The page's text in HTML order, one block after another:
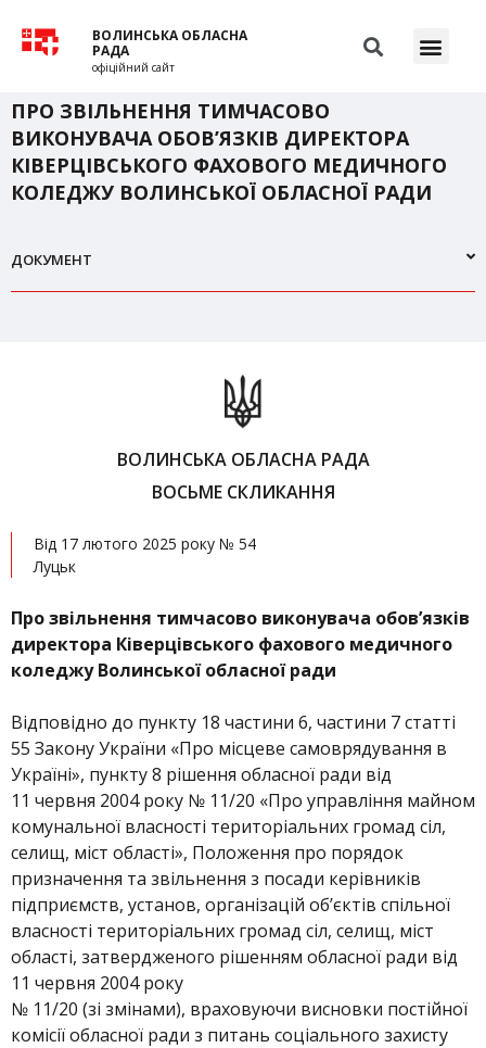
ВОЛИНСЬКА ОБЛАСНА
РАДА
офіційний сайт
ПРО ЗВІЛЬНЕННЯ ТИМЧАСОВО
ВИКОНУВАЧА ОБОВ’ЯЗКІВ ДИРЕКТОРА
КІВЕРЦІВСЬКОГО ФАХОВОГО МЕДИЧНОГО
КОЛЕДЖУ ВОЛИНСЬКОЇ ОБЛАСНОЇ РАДИ
ДОКУМЕНТ
ВОЛИНСЬКА ОБЛАСНА РАДА
ВОСЬМЕ СКЛИКАННЯ
Від 17 лютого 2025 року № 54
Луцьк
Про звільнення тимчасово виконувача обов’язків
директора Ківерцівського фахового медичного
коледжу Волинської обласної ради
Відповідно до пункту 18 частини 6, частини 7 статті
55 Закону України «Про місцеве самоврядування в
Україні», пункту 8 рішення обласної ради від
11 червня 2004 року № 11/20 «Про управління майном
комунальної власності територіальних громад сіл,
селищ, міст області», Положення про порядок
призначення та звільнення з посади керівників
підприємств, установ, організацій об’єктів спільної
власності територіальних громад сіл, селищ, міст
області, затвердженого рішенням обласної ради від
11 червня 2004 року
№ 11/20 (зі змінами), враховуючи висновки постійної
комісії обласної ради з питань соціального захисту